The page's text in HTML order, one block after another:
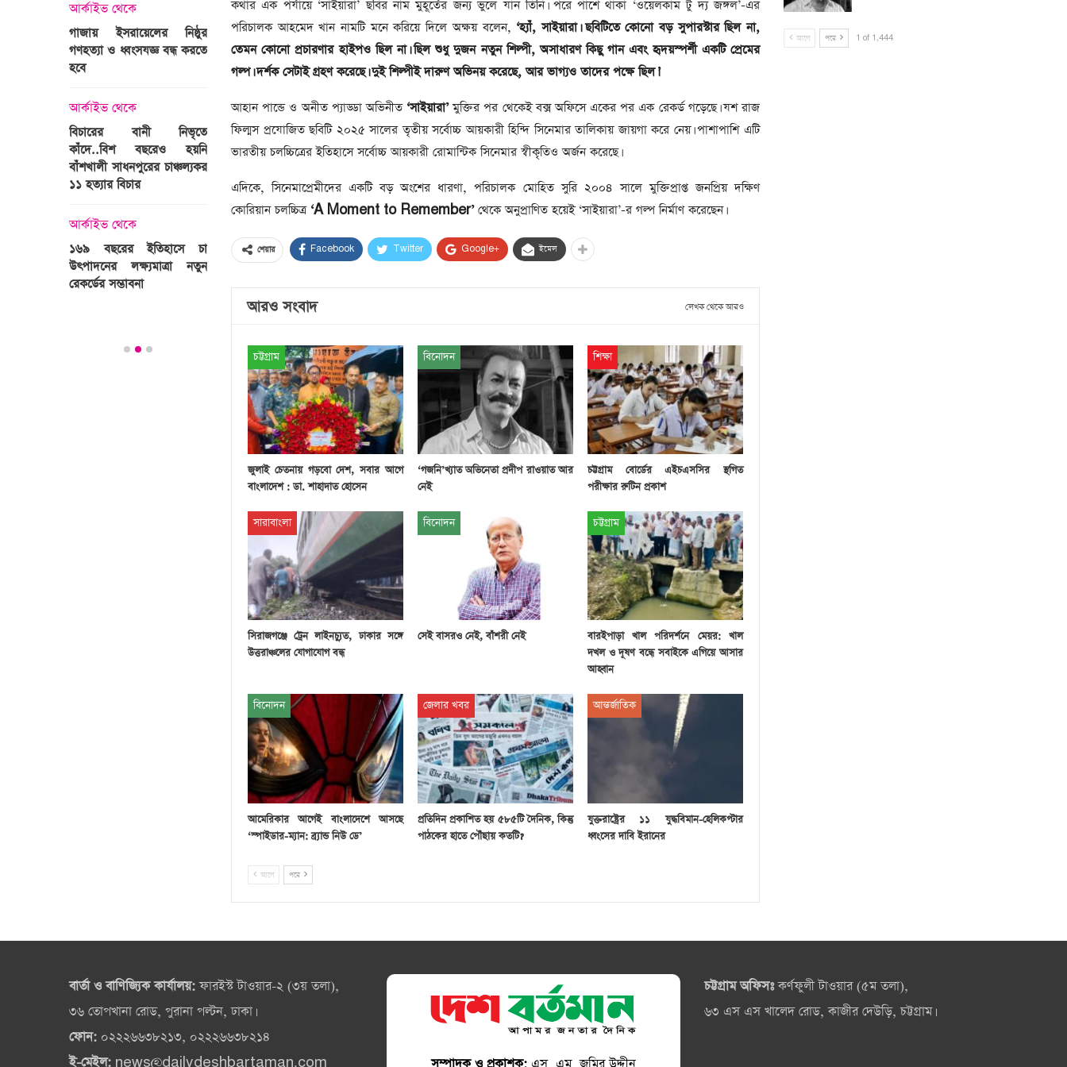
কথার এক পর্যায়ে ‘সাইয়ারা’ ছবির নাম মুহূর্তের জন্য ভুলে যান তিনি। পরে পাশে থাকা ‘ওয়েলকাম টু দ্য জঙ্গল’-এর
পরিচালক আহমেদ খান নামটি মনে করিয়ে দিলে অক্ষয় বলেন, ‘হ্যাঁ, সাইয়ারা। ছবিটিতে কোনো বড় সুপারস্টার ছিল না,
তেমন কোনো প্রচারণার হাইপও ছিল না। ছিল শুধু দুজন নতুন শিল্পী, অসাধারণ কিছু গান এবং হৃদয়স্পর্শী একটি প্রেমের
গল্প। দর্শক সেটাই গ্রহণ করেছে। দুই শিল্পীই দারুণ অভিনয় করেছে, আর ভাগ্যও তাদের পক্ষে ছিল।’
আহান পান্ডে ও অনীত প্যাড্ডা অভিনীত ‘সাইয়ারা’মুক্তির পর থেকেই বক্স অফিসে একের পর এক রেকর্ড গড়েছে। যশ রাজ
ফিল্মস প্রযোজিত ছবিটি ২০২৫ সালের তৃতীয় সর্বোচ্চ আয়কারী হিন্দি সিনেমার তালিকায় জায়গা করে নেয়। পাশাপাশি এটি
ভারতীয় চলচ্চিত্রের ইতিহাসে সর্বোচ্চ আয়কারী রোমান্টিক সিনেমার স্বীকৃতিও অর্জন করেছে।
এদিকে, সিনেমাপ্রেমীদের একটি বড় অংশের ধারণা, পরিচালক মোহিত সুরি ২০০৪ সালে মুক্তিপ্রাপ্ত জনপ্রিয় দক্ষিণ
কোরিয়ান চলচ্চিত্র ‘A Moment to Remember’থেকে অনুপ্রাণিত হয়েই ‘সাইয়ারা’-র গল্প নির্মাণ করেছেন।
শেয়ার Facebook Twitter Google+ ইমেল
আরও সংবাদ লেখক থেকে আরও
চট্টগ্রাম
জুলাই চেতনায় গড়বো দেশ, সবার আগে
বাংলাদেশ : ডা. শাহাদাত হোসেন
বিনোদন
‘গজনি’খ্যাত অভিনেতা প্রদীপ রাওয়াত আর
নেই
শিক্ষা
চট্টগ্রাম বোর্ডের এইচএসসির স্থগিত
পরীক্ষার রুটিন প্রকাশ
সারাবাংলা
সিরাজগঞ্জে ট্রেন লাইনচ্যুত, ঢাকার সঙ্গে
উত্তরাঞ্চলের যোগাযোগ বন্ধ
বিনোদন
সেই বাসরও নেই, বাঁশরী নেই
চট্টগ্রাম
বারইপাড়া খাল পরিদর্শনে মেয়র: খাল
দখল ও দূষণ বন্ধে সবাইকে এগিয়ে আসার
আহ্বান
বিনোদন
আমেরিকার আগেই বাংলাদেশে আসছে
‘স্পাইডার-ম্যান: ব্র্যান্ড নিউ ডে’
জেলার খবর
প্রতিদিন প্রকাশিত হয় ৫৮৫টি দৈনিক, কিন্তু
পাঠকের হাতে পৌঁছায় কতটি?
আন্তর্জাতিক
যুক্তরাষ্ট্রের ১১ যুদ্ধবিমান-হেলিকপ্টার
ধ্বংসের দাবি ইরানের
আগে পরে
আগে পরে 1 of 1,444
আর্কাইভ থেকে
গাজায় ইসরায়েলের নিষ্ঠুর
গণহত্যা ও ধ্বংসযজ্ঞ বন্ধ করতে
হবে
আর্কাইভ থেকে
বিচারের বানী নিভৃতে
কাঁদে..বিশ বছরেও হয়নি
বাঁশখালী সাধনপুরের চাঞ্চল্যকর
১১ হত্যার বিচার
আর্কাইভ থেকে
১৬৯ বছরের ইতিহাসে চা
উৎপাদনের লক্ষ্যমাত্রা নতুন
রেকর্ডের সম্ভাবনা
আর্কাইভ থেকে
ভারতজুড়ে চলছে ‘মুজিব:একটি
জাতির রূপকার ’সিনেমার
আর্কাইভ থেকে
স্বামীকে বেঁধে স্ত্রীকে গণধর্ষণ, ২
আর্কাইভ থেকে
জিয়ার মৃত্যুতে ৩ দিনের রাষ্ট্রীয়
শোক, প্রজ্ঞাপন জারি
আর্কাইভ থেকে
দেশনেত্রী বেগম খালেদা জিয়া
আর নেই
আর্কাইভ থেকে
ঐতিহাসিক পাগলা
মসজিদ:দানবাক্সে মিলল রেকর্ড
৬ কোটি ৩২ লাখ টাকা
আর্কাইভ থেকে
বার্তা ও বাণিজ্যিক কার্যালয়:ফারইস্ট টাওয়ার-২ (৩য় তলা),
৩৬ তোপখানা রোড, পুরানা পল্টন, ঢাকা।
ফোন: ০২২২৬৬৩৮২১৩, ০২২২৬৬৩৮২১৪
ই-মেইল: news@dailydeshbartaman.com
চট্টগ্রাম অফিসঃকর্ণফুলী টাওয়ার (৫ম তলা),
৬৩ এস এস খালেদ রোড, কাজীর দেউড়ি, চট্টগ্রাম।